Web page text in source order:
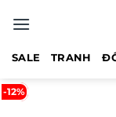
qua
SALE TRANH
-12%